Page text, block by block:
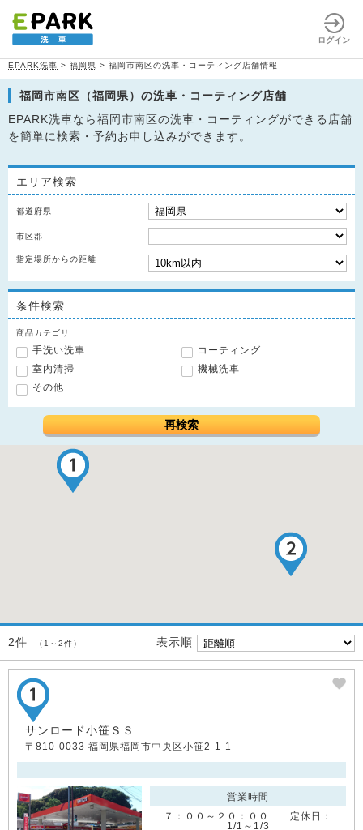
ログイン
EPARK洗車 > 福岡県 > 福岡市南区の洗車・コーティング店舗情報
福岡市南区（福岡県）の洗車・コーティング店舗
EPARK洗車なら福岡市南区の洗車・コーティングができる店舗
を簡単に検索・予約お申し込みができます。
エリア検索
都道府県
市区郡
指定場所からの距離
条件検索
商品カテゴリ
手洗い洗車
コーティング
室内清掃
機械洗車
その他
再検索
2件 （1～2件） 表示順
サンロード小笹ＳＳ
〒810-0033 福岡県福岡市中央区小笹2-1-1
営業時間
７：００～２０：００ 定休日：
1/1～1/3